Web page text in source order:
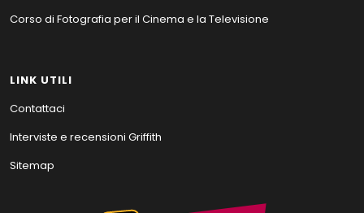
Corso di Fotografia per il Cinema e la Televisione
LINK UTILI
Contattaci
Interviste e recensioni Griffith
Sitemap